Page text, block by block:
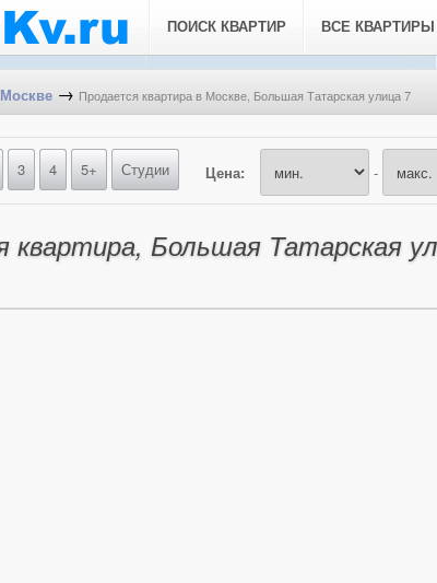
ПОИСК КВАРТИР ВСЕ КВАРТИРЫ
→ Продается квартира в Москве, Большая Татарская улица 7
3 4 5+ Студии Цена: -
квартира, Большая Татарская